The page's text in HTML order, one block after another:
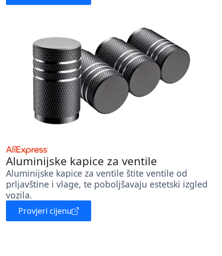
Aluminijske kapice za ventile
Aluminijske kapice za ventile štite ventile od
prljavštine i vlage, te poboljšavaju estetski izgled
vozila.
Provjeri cijenu